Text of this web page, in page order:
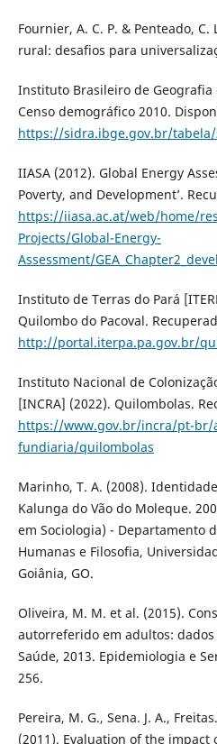
Fournier, A. C. P. & Penteado,
rural: desafios para
Instituto Brasileiro de Geografia
Censo demográfico 2010.
https://sidra.ibge.gov.br/tabela/
IIASA (2012). Global Energy
Poverty, and Development’.
https://iiasa.ac.at/web/home/
Projects/Global-Energy-
Assessment/
Instituto de Terras do Pará
Quilombo do Pacoval.
http://portal.iterpa.pa.gov.br/
Instituto Nacional de
[INCRA] (2022). Quilombolas.
https://www.gov.br/incra/pt-br/
fundiaria/quilombolas
Marinho, T. A. (2008).
Kalunga do Vão do Moleque.
em Sociologia) - Departamento
Humanas e Filosofia,
Goiânia, GO.
Oliveira, M. M. et al. (2015).
autorreferido em adultos:
Saúde, 2013. Epidemiologia e
256.
Pereira, M. G., Sena. J. A.,
(2011). Evaluation of the impact